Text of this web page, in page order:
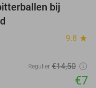
bij
9.8 star
Regulier €14,50
€7